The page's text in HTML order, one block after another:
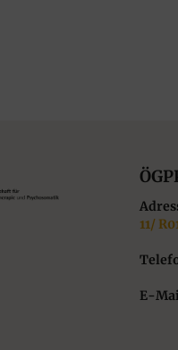
11/
E-